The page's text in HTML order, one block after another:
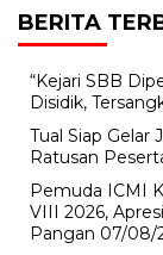
BERITA
“Kejari SBB
Disidik,
Tual Siap Gelar
Ratusan
Pemuda ICMI
VIII 2026,
Pangan 07/08/